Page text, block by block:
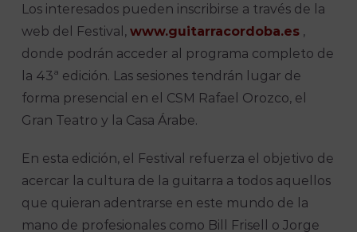
Los interesados pueden inscribirse a través de la
web del Festival,www.guitarracordoba.es ,
donde podrán acceder al programa completo de
la 43ª edición. Las sesiones tendrán lugar de
forma presencial en el CSM Rafael Orozco, el
Gran Teatro y la Casa Árabe.
En esta edición, el Festival refuerza el objetivo de
acercar la cultura de la guitarra a todos aquellos
que quieran adentrarse en este mundo de la
mano de profesionales como Bill Frisell o Jorge